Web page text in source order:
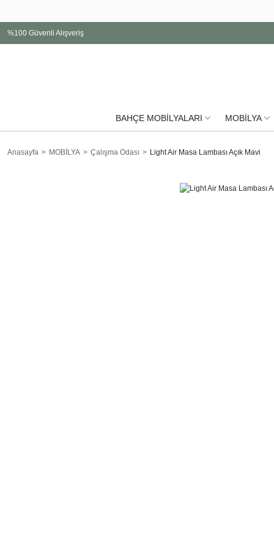
%100 Güvenli Alışveriş
BAHÇE MOBİLYALARI MOBİLYA
Anasayfa MOBİLYA Çalışma Odası Light Air Masa Lambası Açık Mavi